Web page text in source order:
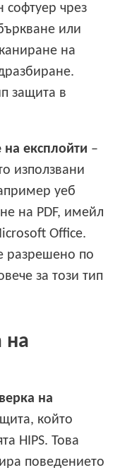
софтуер чрез
или
на
защита в
експлойти –
използвани
уеб
на PDF, имейл
Office.
разрешено по
за този тип
на
на
който
HIPS. Това
поведението